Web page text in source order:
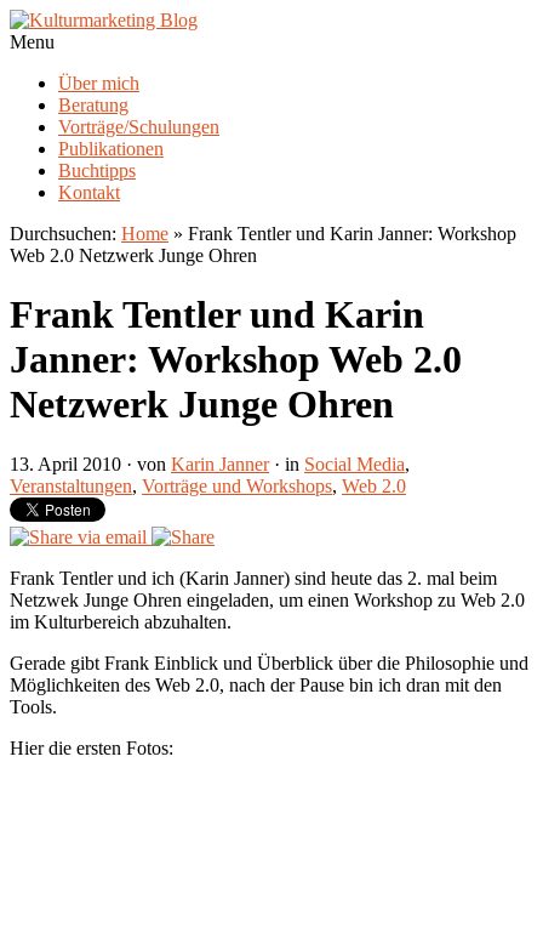
Menu
Über mich
Beratung
Vorträge/Schulungen
Publikationen
Buchtipps
Kontakt
Durchsuchen: Home » Frank Tentler und Karin Janner: Workshop
Web 2.0 Netzwerk Junge Ohren
Frank Tentler und Karin
Janner: Workshop Web 2.0
Netzwerk Junge Ohren
13. April 2010 · von Karin Janner· in Social Media,
Veranstaltungen, Vorträge und Workshops, Web 2.0
Frank Tentler und ich (Karin Janner) sind heute das 2. mal beim
Netzwek Junge Ohren eingeladen, um einen Workshop zu Web 2.0
im Kulturbereich abzuhalten.
Gerade gibt Frank Einblick und Überblick über die Philosophie und
Möglichkeiten des Web 2.0, nach der Pause bin ich dran mit den
Tools.
Hier die ersten Fotos: